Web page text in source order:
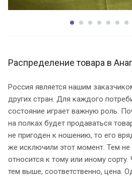
Распределение товара в
Россия является нашим
других стран. Для каждого
состояние играет важную роль.
на полках будет продаваться
не пригоден к ношению, то его
же исключили этот момент. Тем
относится к тому или иному
тем выше, соответственно, цена.